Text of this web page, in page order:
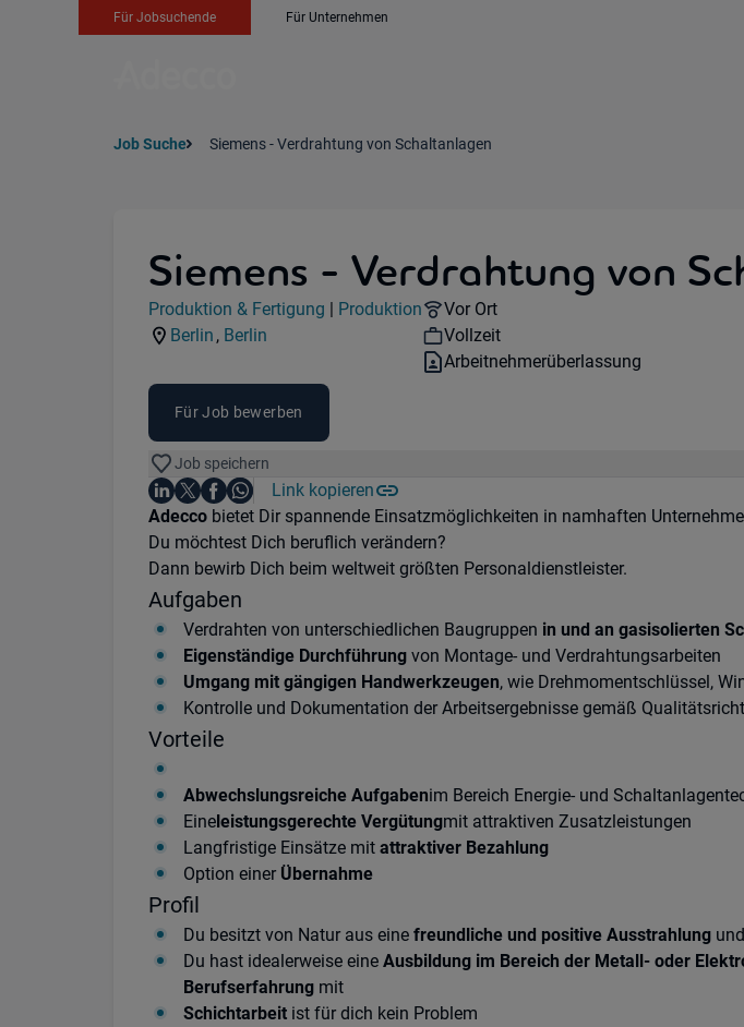
Für Jobsuchende Für Unternehmen
Job Suche Siemens - Verdrahtung von Schaltanlagen
Siemens - Verdrahtung von
Jobdetails
Kategorie:
Produktion & Fertigung |
Industry:
Produktion
Standorte:
Berlin ,
Region:
Berlin
Remote Option:
Vor Ort
Workhours:
Vollzeit
Vertragsart:
Arbeitnehmerüberlassung
Für Job bewerben
Job speichern
Teile diesen Job
Auf LinkedIn teilen
Auf X teilen
Auf Facebook teilen
Auf WhatsApp teilen
Link kopieren
Einleitung
Adecco bietet Dir spannende Einsatzmöglichkeiten in namhaften
Du möchtest Dich beruflich verändern?
Dann bewirb Dich beim weltweit größten Personaldienstleister.
Aufgaben
Verdrahten von unterschiedlichen Baugruppen in und an gasisolierten
Eigenständige Durchführung von Montage- und Verdrahtungsarbeiten
Umgang mit gängigen Handwerkzeugen, wie Drehmomentschlüssel,
Kontrolle und Dokumentation der Arbeitsergebnisse gemäß
Vorteile
Abwechslungsreiche Aufgabenim Bereich Energie- und
Eineleistungsgerechte Vergütungmit attraktiven Zusatzleistungen
Langfristige Einsätze mit attraktiver Bezahlung
Option einer Übernahme
Profil
Du besitzt von Natur aus eine freundliche und positive Ausstrahlung
Du hast idealerweise eine Ausbildung im Bereich der Metall- oder
Berufserfahrung mit
Schichtarbeit ist für dich kein Problem